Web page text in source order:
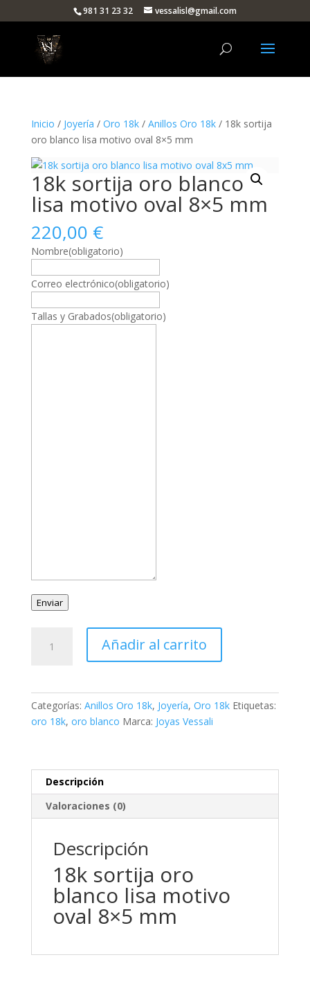
981 31 23 32 vessalisl@gmail.com
Inicio / Joyería / Oro 18k/ Anillos Oro 18k/ 18k sortija
oro blanco lisa motivo oval 8×5 mm
18k sortija oro blanco
lisa motivo oval 8×5 mm
220,00 €
Nombre(obligatorio)
Correo electrónico(obligatorio)
Tallas y Grabados(obligatorio)
Enviar
sortija
motivo
cantidad
Añadir al carrito
Categorías: Anillos Oro 18k, Joyería, Oro 18k Etiquetas:
oro 18k, oro blanco Marca: Joyas Vessali
Descripción
Valoraciones (0)
Descripción
18k sortija oro
blanco lisa motivo
oval 8×5 mm